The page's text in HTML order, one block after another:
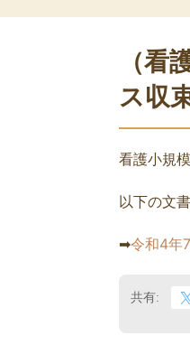
（看
ス収
看護小規
以下の文
➡令和4年
共有: